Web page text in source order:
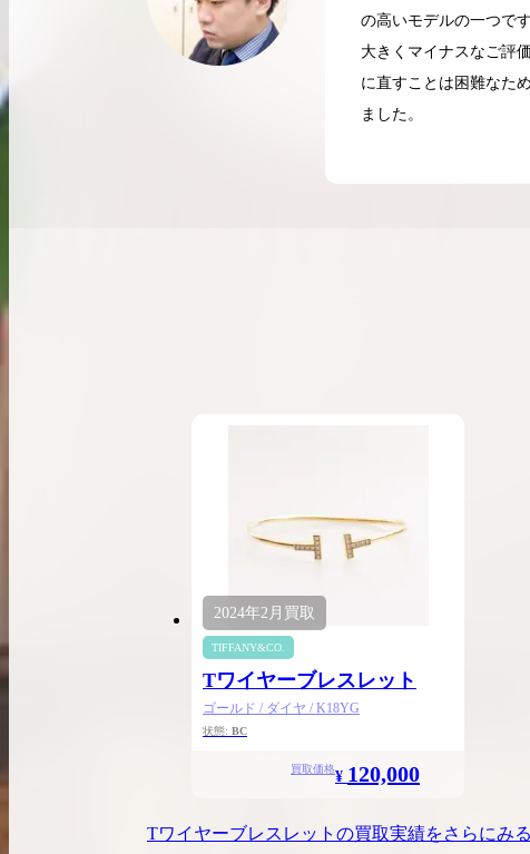
の高いモデルの一つで
大きくマイナスなご評
に直すことは困難なた
ました。
2024年2月 買取
TIFFANY&CO.
Tワイヤーブレスレット
ゴールド / ダイヤ / K18YG
状態: BC
買取価格¥ 120,000
Tワイヤーブレスレット の買取実績をさらにみる